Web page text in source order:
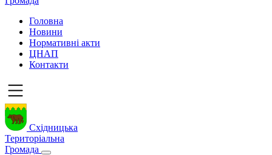
Головна
Новини
Нормативні акти
ЦНАП
Контакти
Східницька
Територіальна
Громада